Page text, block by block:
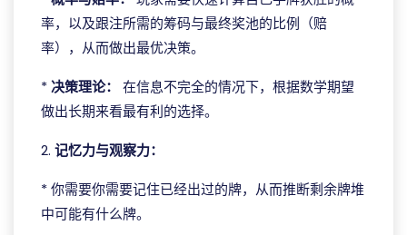
率，以及跟注所需的筹码与最终奖池的比例（赔
率），从而做出最优决策。
*决策理论：
在信息不完全的情况下，根据数学期望
做出长期来看最有利的选择。
2. 记忆力与观察力：
* 你需要你需要记住已经出过的牌，从而推断剩余牌堆
中可能有什么牌。